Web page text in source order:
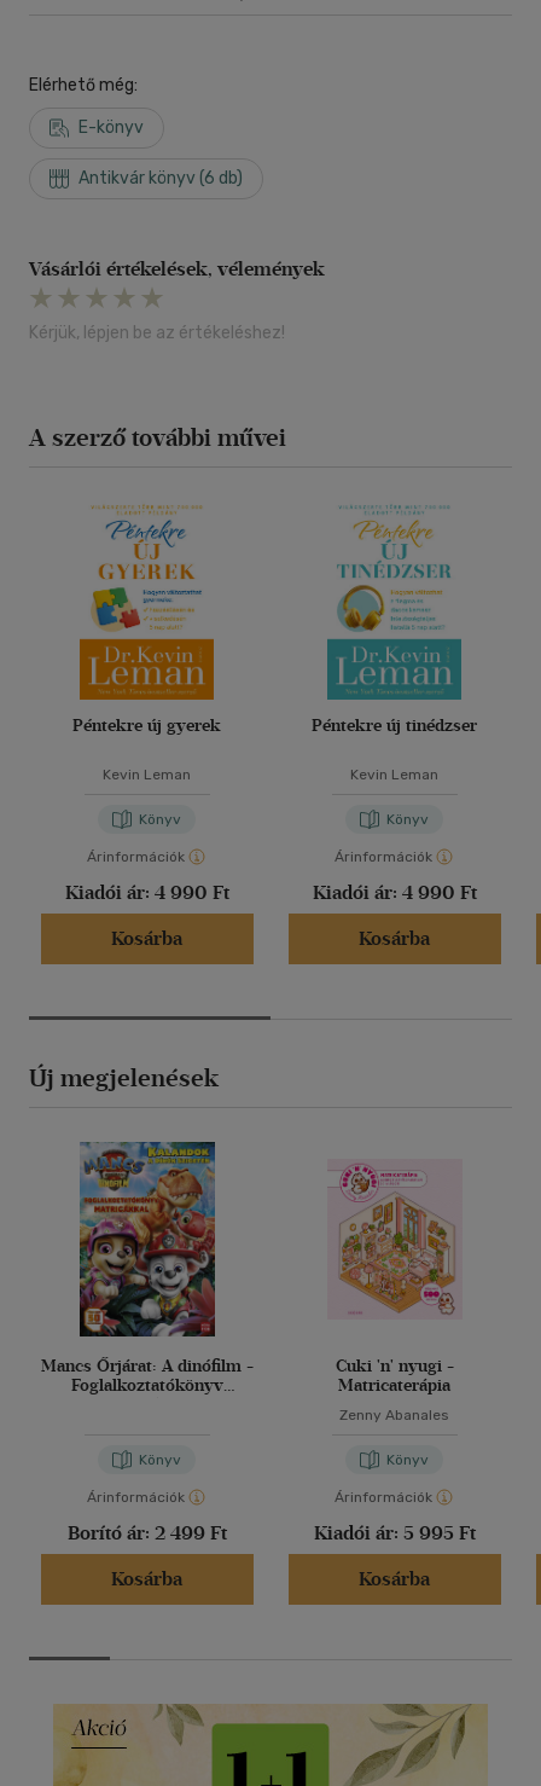
Elérhető még:
E-könyv
Antikvár könyv (6 db)
Vásárlói értékelések, vélemények
Kérjük, lépjen be az értékeléshez!
A szerző további művei
Péntekre új gyerek
Kevin Leman
Könyv
Árinformációk
Kiadói ár: 4 990 Ft
Kosárba
Péntekre új tinédzser
Kevin Leman
Könyv
Árinformációk
Kiadói ár: 4 990 Ft
Kosárba
Új megjelenések
Mancs Őrjárat: A dinófilm -
Foglalkoztatókönyv
Könyv
Árinformációk
Borító ár: 2 499 Ft
Kosárba
Cuki 'n' nyugi -
Matricaterápia
Zenny Abanales
Könyv
Árinformációk
Kiadói ár: 5 995 Ft
Kosárba